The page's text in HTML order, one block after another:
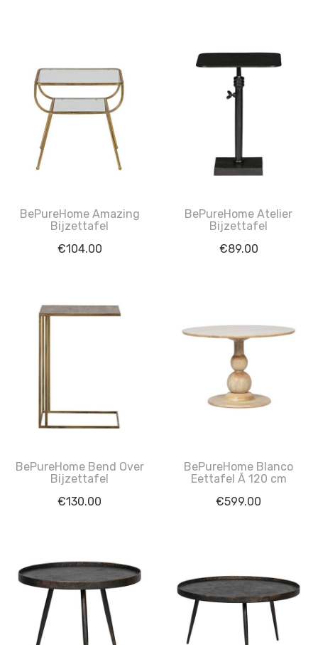
BePureHome Amazing
Bijzettafel
€104.00
BePureHome Atelier
Bijzettafel
€89.00
BePureHome Bend Over
Bijzettafel
€130.00
BePureHome Blanco
Eettafel Ã 120 cm
€599.00